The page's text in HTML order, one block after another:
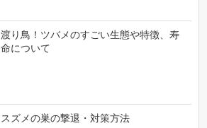
渡り鳥！ツバメのすごい生態や特徴、寿
命について
スズメの巣の撃退・対策方法